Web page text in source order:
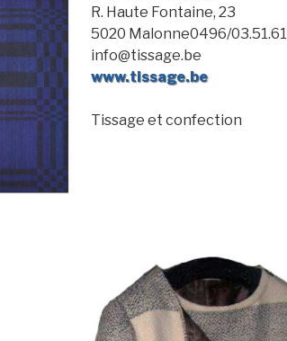
R. Haute Fontaine, 23
5020 Malonne0496/03.51.61
info@tissage.be
www.tissage.be
Tissage et confection